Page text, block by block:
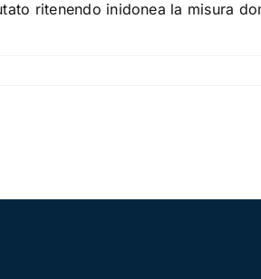
ritenendo inidonea la misura